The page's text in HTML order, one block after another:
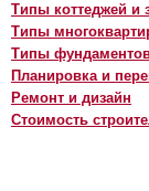
Типы коттеджей и
Типы
Типы
Планировка и
Ремонт и дизайн
Стоимость